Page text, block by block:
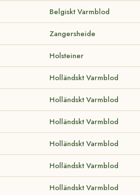
Belgiskt Varmblod
Zangersheide
Holsteiner
Holländskt Varmblod
Holländskt Varmblod
Holländskt Varmblod
Holländskt Varmblod
Holländskt Varmblod
Holländskt Varmblod